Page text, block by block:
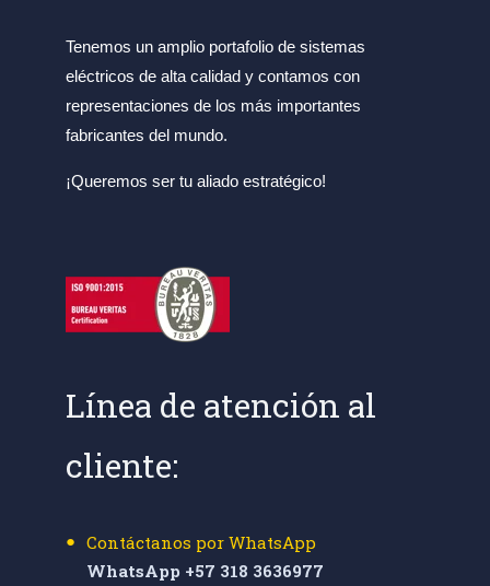
Tenemos un amplio portafolio de sistemas
eléctricos de alta calidad y contamos con
representaciones de los más importantes
fabricantes del mundo.
¡Queremos ser tu aliado estratégico!
Línea de atención al
cliente:
Contáctanos por WhatsApp
WhatsApp +57 318 3636977